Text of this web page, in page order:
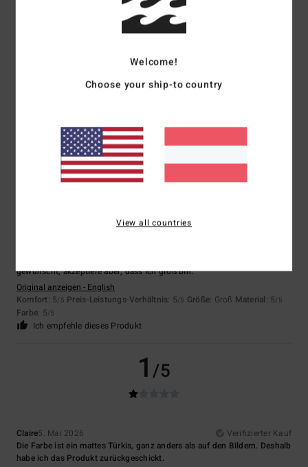
Farbe
4 /5
gewünscht, akzeptiere aber, dass ich groß bin.
Original anzeigen - English
Komfort: 5/5 Preis-Leistungs-Verhältnis: 5/5 Größe: Groß Material: 5/5
Farbe: 5/5
Ich empfehle dieses Produkt
1/5
Claire5. Mai 2026
Verifizierter Kauf
Die Farbe ist ein mattes Türkis, ganz anders als auf den Bildern. Deshalb
habe ich das Produkt zurückgeschickt.
Welcome!
Choose your ship-to country
View all countries